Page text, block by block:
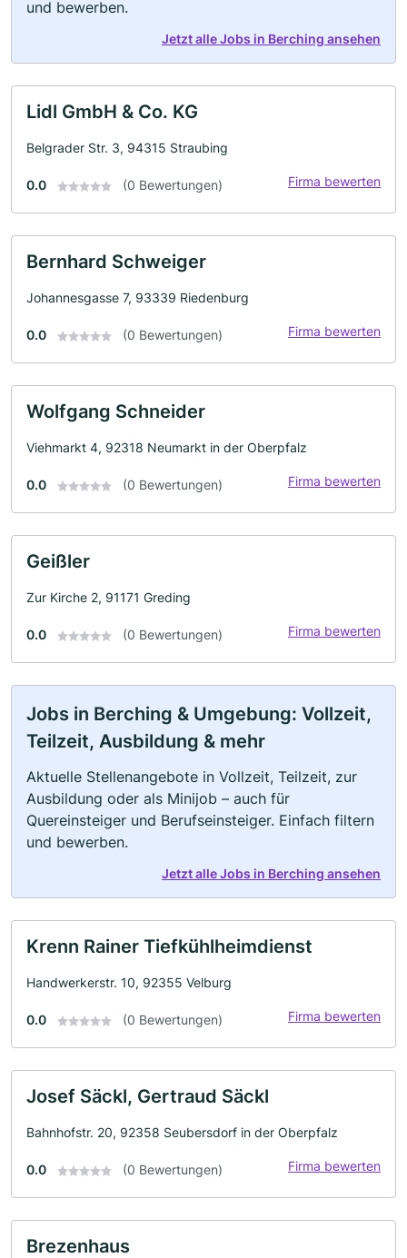
und bewerben.
Jetzt alle Jobs in Berching ansehen
Lidl GmbH & Co. KG
Belgrader Str. 3, 94315 Straubing
0.0 (0 Bewertungen) Firma bewerten
Bernhard Schweiger
Johannesgasse 7, 93339 Riedenburg
0.0 (0 Bewertungen) Firma bewerten
Wolfgang Schneider
Viehmarkt 4, 92318 Neumarkt in der Oberpfalz
0.0 (0 Bewertungen) Firma bewerten
Geißler
Zur Kirche 2, 91171 Greding
0.0 (0 Bewertungen) Firma bewerten
Jobs in Berching & Umgebung: Vollzeit,
Teilzeit, Ausbildung & mehr
Aktuelle Stellenangebote in Vollzeit, Teilzeit, zur
Ausbildung oder als Minijob – auch für
Quereinsteiger und Berufseinsteiger. Einfach filtern
und bewerben.
Jetzt alle Jobs in Berching ansehen
Krenn Rainer Tiefkühlheimdienst
Handwerkerstr. 10, 92355 Velburg
0.0 (0 Bewertungen) Firma bewerten
Josef Säckl, Gertraud Säckl
Bahnhofstr. 20, 92358 Seubersdorf in der Oberpfalz
0.0 (0 Bewertungen) Firma bewerten
Brezenhaus